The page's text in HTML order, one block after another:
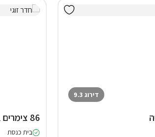
דירוג 9.3
86 צימרים בקליה
בית כנסת